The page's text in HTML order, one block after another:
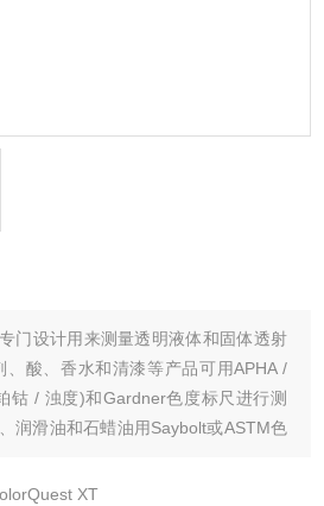
门设计用来测量透明液体和固体透射
酸、香水和清漆等产品可用APHA /
钴 / 浊度)和Gardner色度标尺进行测
润滑油和石蜡油用Saybolt或ASTM色
XT